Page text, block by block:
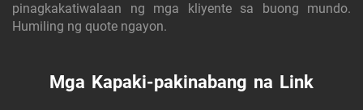
pinagkakatiwalaan ng mga kliyente sa buong mundo.
Humiling ng quote ngayon.
Mga Kapaki-pakinabang na Link